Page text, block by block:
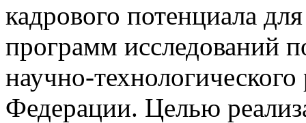
кадрового потенциала
программ исследований
научно-
Федерации. Целью